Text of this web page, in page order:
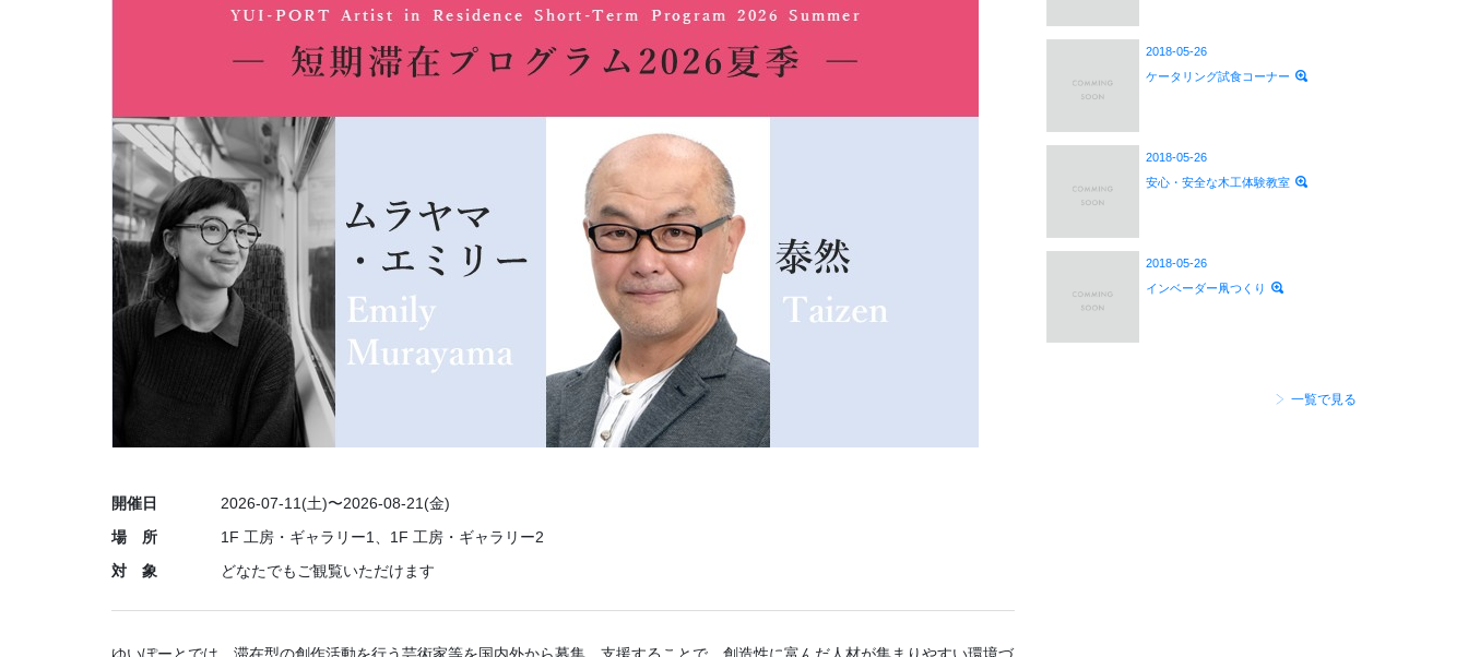
開催日
2026-07-11(土)〜2026-08-21(金)
場 所
1F 工房・ギャラリー1、1F 工房・ギャラリー2
対 象
どなたでもご観覧いただけます
2018-05-26
ケータリング試食コーナー
2018-05-26
安心・安全な木工体験教室
2018-05-26
インベーダー凧つくり
一覧で見る